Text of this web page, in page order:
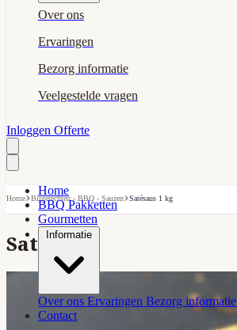
Over ons
Ervaringen
Bezorg informatie
Veelgestelde vragen
Inloggen Offerte
Home
BBQ Pakketten
Gourmetten
Informatie
Over ons Ervaringen Bezorg informatie
Contact
Home›Bijgerechten - BBQ - Sauzen›Satésaus 1 kg
Satésaus